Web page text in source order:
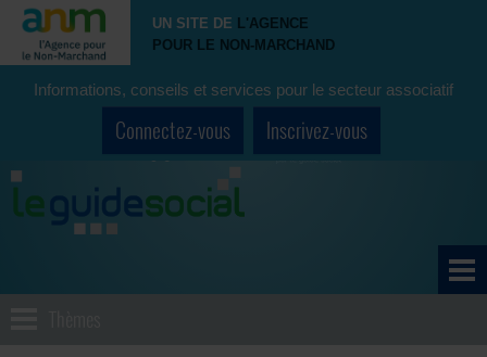
UN SITE DE L'AGENCE
POUR LE NON-MARCHAND
Informations, conseils et services pour le secteur associatif
Connectez-vous Inscrivez-vous